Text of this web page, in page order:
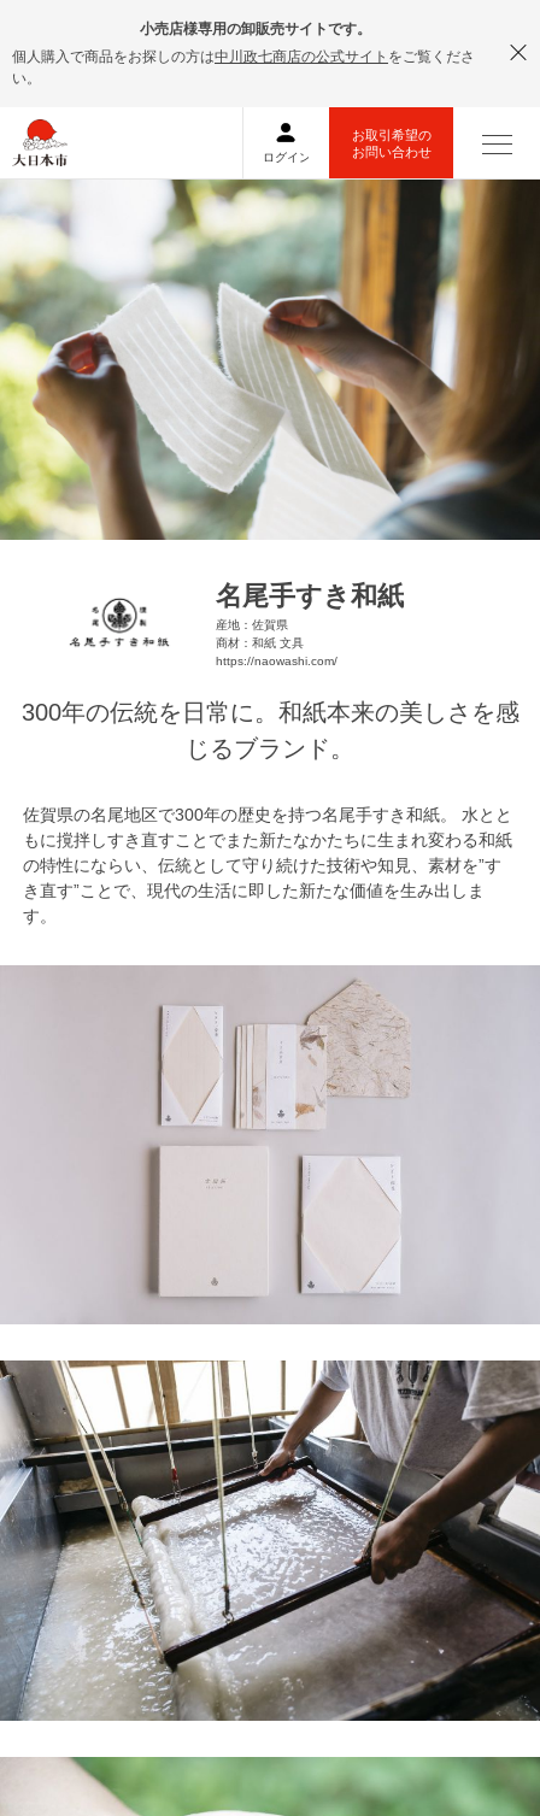
小売店様専用の卸販売サイトです。
個人購入で商品をお探しの方は中川政七商店の公式サイト をご覧くださ
い。
名尾手すき和紙
産地：佐賀県
商材：和紙 文具
https://naowashi.com/
300年の伝統を日常に。和紙本来の美しさを感
じるブランド。
佐賀県の名尾地区で300年の歴史を持つ名尾手すき和紙。 水とと
もに撹拌しすき直すことでまた新たなかたちに生まれ変わる和紙
の特性にならい、伝統として守り続けた技術や知見、素材を”す
き直す”ことで、現代の生活に即した新たな価値を生み出しま
す。